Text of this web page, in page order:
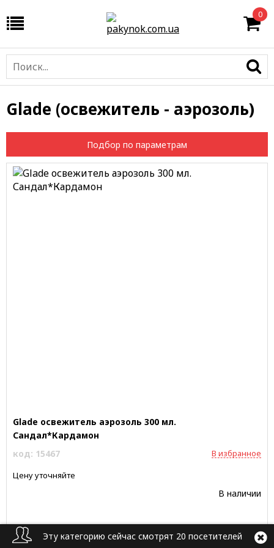
0
Glade (освежитель - аэрозоль)
Подбор по параметрам
Glade освежитель аэрозоль 300 мл.
Сандал*Кардамон
код: 15467
В избранное
Цену уточняйте
В наличии
Эту категорию сейчас смотрят 20 посетителей